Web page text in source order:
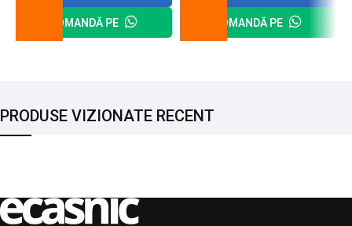
COMANDĂ PE COMANDĂ PE
PRODUSE VIZIONATE RECENT